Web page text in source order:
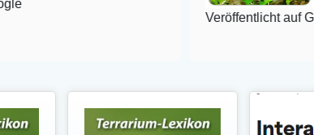
Veröffentlicht auf Google